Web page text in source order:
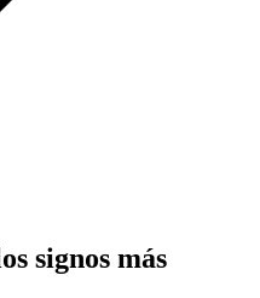
signos más